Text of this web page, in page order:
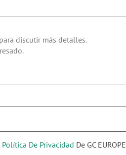
Política De Privacidad De GC EUROPE